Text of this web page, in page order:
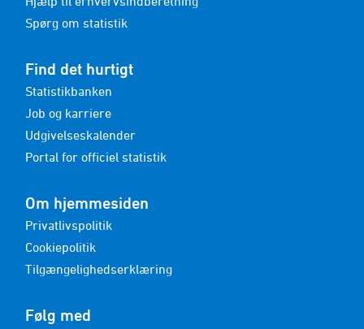
Spørg om statistik
Find det hurtigt
Statistikbanken
Job og karriere
Udgivelseskalender
Portal for officiel statistik
Om hjemmesiden
Privatlivspolitik
Cookiepolitik
Tilgængelighedserklæring
Følg med